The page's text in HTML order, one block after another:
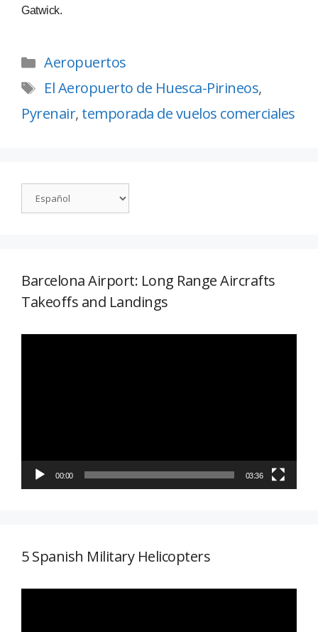
Gatwick.
Aeropuertos
El Aeropuerto de Huesca-Pirineos,
Pyrenair, temporada de vuelos comerciales
Barcelona Airport: Long Range Aircrafts
Takeoffs and Landings
00:00 03:36
5 Spanish Military Helicopters